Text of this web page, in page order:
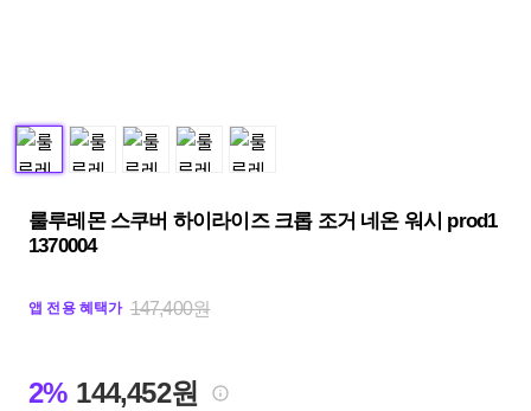
룰루레몬 스쿠버 하이라이즈 크롭 조거 네온 워시 prod1
1370004
앱 전용 혜택가 147,400원
2% 144,452원